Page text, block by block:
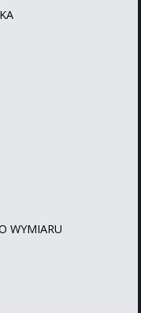
WYMIARU